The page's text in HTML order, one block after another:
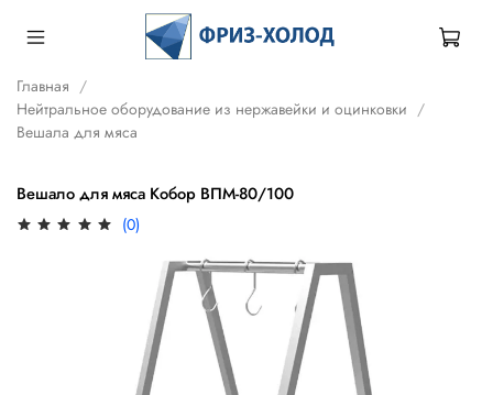
Главная
Нейтральное оборудование из нержавейки и оцинковки
Вешала для мяса
Вешало для мяса Кобор ВПМ-80/100
(0)